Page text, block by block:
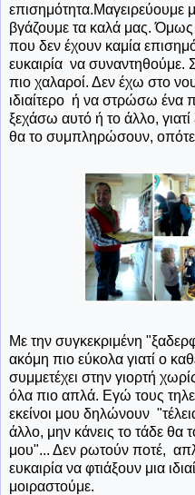
επισημότητα.Μαγειρεύουμε
βγάζουμε τα καλά μας.
που δεν έχουν καμία
ευκαιρία να συναντηθούμε.
πιο χαλαροί. Δεν έχω στο
ιδιαίτερο ή να στρώσω ένα
ξεχάσω αυτό ή το άλλο,
θα το συμπληρώσουν,
Με την συγκεκριμένη
ακόμη πιο εύκολα γιατί ο
συμμετέχει στην γιορτή
όλα πιο απλά. Εγώ τους
εκείνοι μου δηλώνουν
άλλο, μην κάνεις το τάδε θα
μου"... Δεν ρωτούν ποτέ,
ευκαιρία να φτιάξουν μια
μοιραστούμε.